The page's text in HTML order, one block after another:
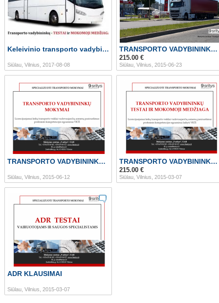
Keleivinio transporto vadybininkams
Siūlau, Vilnius, 2017-08-08
TRANSPORTO VADYBININKO KURSAI
215.00 €
Siūlau, Vilnius, 2015-06-23
TRANSPORTO VADYBININKO KURSAI liepos 15-17 d.
Siūlau, Vilnius, 2015-06-12
TRANSPORTO VADYBININKO KURSAI EGZAMINUI LTSA
215.00 €
Siūlau, Vilnius, 2015-03-07
ADR KLAUSIMAI
Siūlau, Vilnius, 2015-03-07